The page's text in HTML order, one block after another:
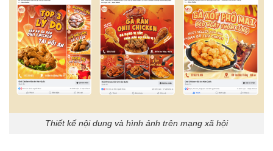
Thiết kế nội dung và hình ảnh trên mạng xã hội